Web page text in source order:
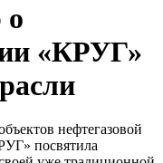
о
«КРУГ»
нефтегазовой
посвятила